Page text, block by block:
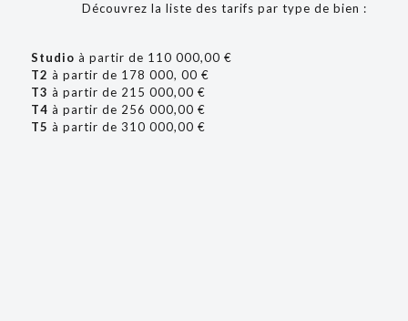
Découvrez la liste des tarifs par type de bien :
Studio à partir de 110 000,00 €
T2 à partir de 178 000, 00 €
T3 à partir de 215 000,00 €
T4 à partir de 256 000,00 €
T5 à partir de 310 000,00 €